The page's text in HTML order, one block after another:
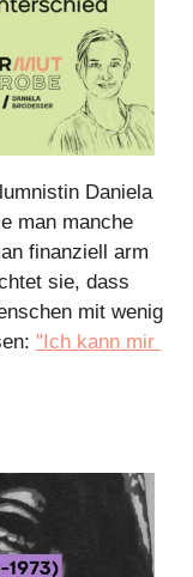
Daniela
man manche
finanziell arm
sie, dass
mit wenig
"Ich kann mir